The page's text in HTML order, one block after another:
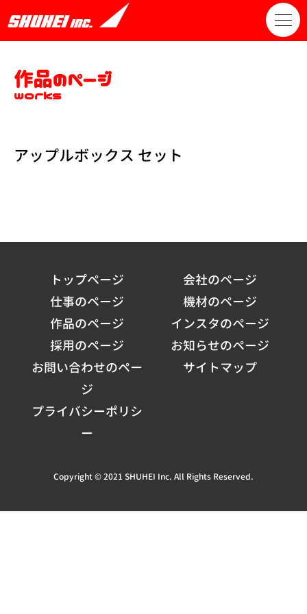
作品のページ
works
アップルボックス セット
トップページ
会社のページ
仕事のページ
機材のページ
作品のページ
インスタのページ
採用のページ
お知らせのページ
お問い合わせのペー
ジ
サイトマップ
プライバシーポリシ
ー
Copyright © 2021 SHUHEI Inc. All Rights Reserved.